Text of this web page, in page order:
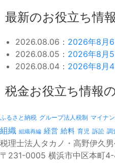
最新のお役立ち情報
2026.08.06： 2026年8月
2026.08.05： 2026年8月
2026.08.04： 2026年8月
税金お役立ち情報
ふるさと納税 グループ法人税制 マイナ
組織 組織再編 経営 給料 育児 訴訟 調
税理士法人タカノ・高野伊久
〒231-0005 横浜市中区本町4-